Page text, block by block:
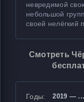
невредимой
небольшой
своей нелёгкий
Смотреть
Годы: 2019 — ...